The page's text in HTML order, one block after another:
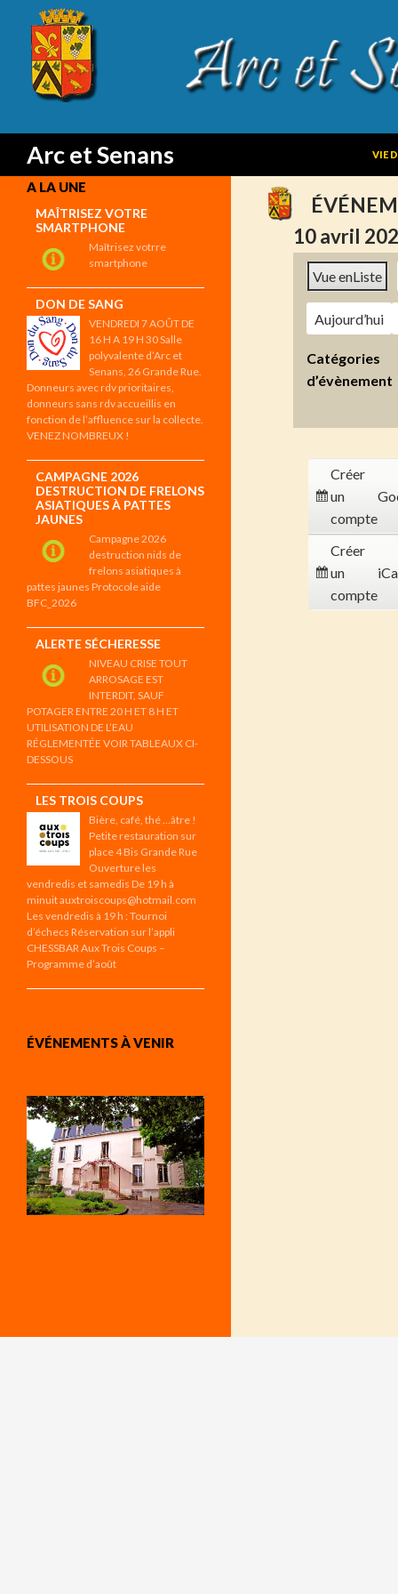
Arc et Senans
Search
VIE
10 avril
Vue enListe
Aujourd’hui
Catégories
d’évènement
Créer
un
compte
Créer
un
compte
A LA UNE
MAÎTRISEZ VOTRE
SMARTPHONE
Maîtrisez votrre
smartphone
DON DE SANG
VENDREDI 7 AOÛT DE
16 H A 19 H 30 Salle
polyvalente d’Arc et
Senans, 26 Grande Rue.
Donneurs avec rdv prioritaires,
donneurs sans rdv accueillis en
fonction de l’affluence sur la collecte.
VENEZ NOMBREUX !
CAMPAGNE 2026
DESTRUCTION DE FRELONS
ASIATIQUES À PATTES
JAUNES
Campagne 2026
destruction nids de
frelons asiatiques à
pattes jaunes Protocole aide
BFC_2026
ALERTE SÉCHERESSE
NIVEAU CRISE TOUT
ARROSAGE EST
INTERDIT, SAUF
POTAGER ENTRE 20 H ET 8 H ET
UTILISATION DE L’EAU
RÉGLEMENTÉE VOIR TABLEAUX CI-
DESSOUS
LES TROIS COUPS
Bière, café, thé …âtre !
Petite restauration sur
place 4 Bis Grande Rue
Ouverture les
vendredis et samedis De 19 h à
minuit auxtroiscoups@hotmail.com
Les vendredis à 19 h : Tournoi
d’échecs Réservation sur l’appli
CHESSBAR Aux Trois Coups –
Programme d’août
ÉVÉNEMENTS À VENIR